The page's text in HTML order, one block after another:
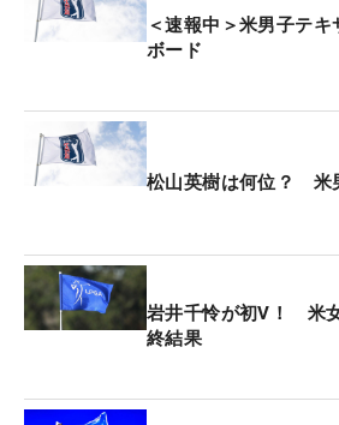
＜速報中＞米男子テ
ボード
松山英樹は何位？ 米
岩井千怜が初V！ 米
終結果